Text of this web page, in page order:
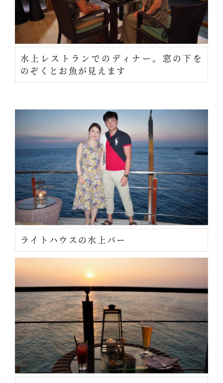
水上レストランでのディナー。窓の下を
のぞくとお魚が見えます
ライトハウスの水上バー